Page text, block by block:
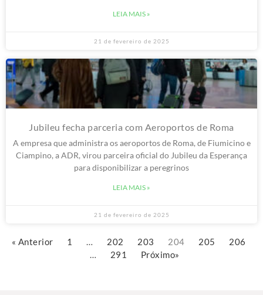
LEIA MAIS »
21 de fevereiro de 2025
Jubileu fecha parceria com Aeroportos de Roma
A empresa que administra os aeroportos de Roma, de Fiumicino e
Ciampino, a ADR, virou parceira oficial do Jubileu da Esperança
para disponibilizar a peregrinos
LEIA MAIS »
« Anterior 1 … 202 203 204 205
206
…
291 Próximo»